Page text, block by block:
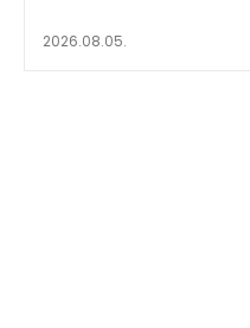
2026.08.05.